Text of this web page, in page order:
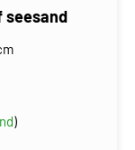
seesand
)